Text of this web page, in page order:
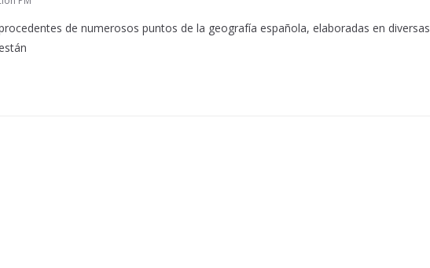
de numerosos puntos de la geografía española, elaboradas en diversas